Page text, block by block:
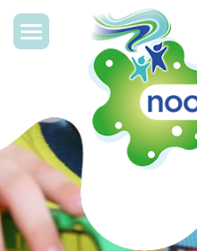
Toggle
navigation